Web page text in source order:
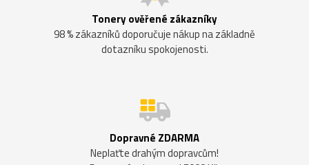
Tonery ověřené zákazníky
98 % zákazníků doporučuje nákup na základně
dotazníku spokojenosti.
Dopravné ZDARMA
Neplaťte drahým dopravcům!